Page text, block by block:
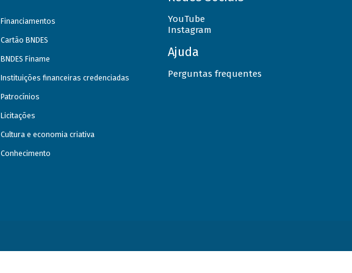
Financiamentos
Cartão BNDES
BNDES Finame
Instituições financeiras credenciadas
Patrocínios
Licitações
Cultura e economia criativa
Conhecimento
YouTube
Instagram
Ajuda
Perguntas frequentes